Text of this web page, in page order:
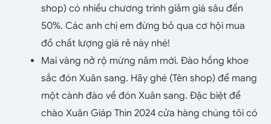
shop) có nhiều chương trình giảm giá sâu đến
50%. Các anh chị em đừng bỏ qua cơ hội mua
đồ chất lượng giá rẻ này nhé!
Mai vàng nở rộ mừng năm mới. Đào hồng khoe
sắc đón Xuân sang. Hãy ghé (Tên shop) để mang
một cành đào về đón Xuân sang. Đặc biệt để
chào Xuân Giáp Thìn 2024 cửa hàng chúng tôi có